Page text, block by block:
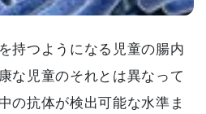
持つようになる児童の腸内
な児童のそれとは異なって
の抗体が検出可能な水準ま